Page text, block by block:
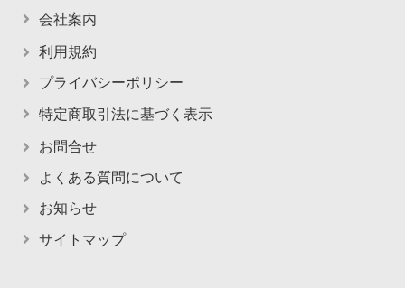
会社案内
利用規約
プライバシーポリシー
特定商取引法に基づく表示
お問合せ
よくある質問について
お知らせ
サイトマップ